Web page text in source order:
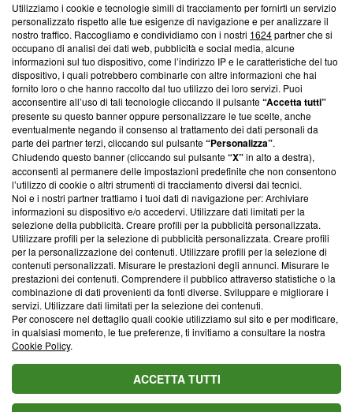
Questa sezione offre informazioni trasparenti su Blasting
News, sui nostri processi editoriali e su come ci impegniamo a
creare news di qualità. Inoltre, afferma la nostra aderenza a
‘Trust Project - News with Integrity’Blasting News non è
ancora membro del programma, ma ha richiesto di farne
parte; Trust Project non ha ancora effettuato una verifica di
conformità agli standard.
Su di noi
Team editoriale
Corporate
Redazione
Informativa Privacy
Cookie Policy
Blasting SA, IDI CHE-247.845.224, Via Carlo Frasca, 3 - 6900
Lugano (Svizzera) Tel:+39 0690258937
© 2026 Blasting News
Utilizziamo i cookie e tecnologie simili di tracciamento per fornirti un servizio
personalizzato rispetto alle tue esigenze di navigazione e per analizzare il
nostro traffico. Raccogliamo e condividiamo con i nostri 1624partner che si
occupano di analisi dei dati web, pubblicità e social media, alcune
informazioni sul tuo dispositivo, come l’indirizzo IP e le caratteristiche del tuo
dispositivo, i quali potrebbero combinarle con altre informazioni che hai
fornito loro o che hanno raccolto dal tuo utilizzo dei loro servizi. Puoi
acconsentire all’uso di tali tecnologie cliccando il pulsante“Accetta tutti”
presente su questo banner oppure personalizzare le tue scelte, anche
eventualmente negando il consenso al trattamento dei dati personali da
parte dei partner terzi, cliccando sul pulsante“Personalizza”.
Chiudendo questo banner (cliccando sul pulsante“X”in alto a destra),
acconsenti al permanere delle impostazioni predefinite che non consentono
l’utilizzo di cookie o altri strumenti di tracciamento diversi dai tecnici.
Noi e i nostri partner trattiamo i tuoi dati di navigazione per: Archiviare
informazioni su dispositivo e/o accedervi. Utilizzare dati limitati per la
selezione della pubblicità. Creare profili per la pubblicità personalizzata.
Utilizzare profili per la selezione di pubblicità personalizzata. Creare profili
per la personalizzazione dei contenuti. Utilizzare profili per la selezione di
contenuti personalizzati. Misurare le prestazioni degli annunci. Misurare le
prestazioni dei contenuti. Comprendere il pubblico attraverso statistiche o la
combinazione di dati provenienti da fonti diverse. Sviluppare e migliorare i
servizi. Utilizzare dati limitati per la selezione dei contenuti.
Per conoscere nel dettaglio quali cookie utilizziamo sul sito e per modificare,
in qualsiasi momento, le tue preferenze, ti invitiamo a consultare la nostra
Cookie Policy.
ACCETTA TUTTI